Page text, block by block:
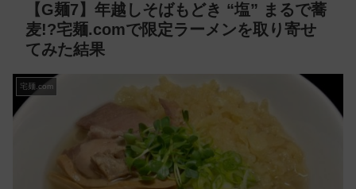
【G麺7】年越しそばもどき “塩” まるで蕎
麦!?宅麺.comで限定ラーメンを取り寄せ
てみた結果
宅麺.com